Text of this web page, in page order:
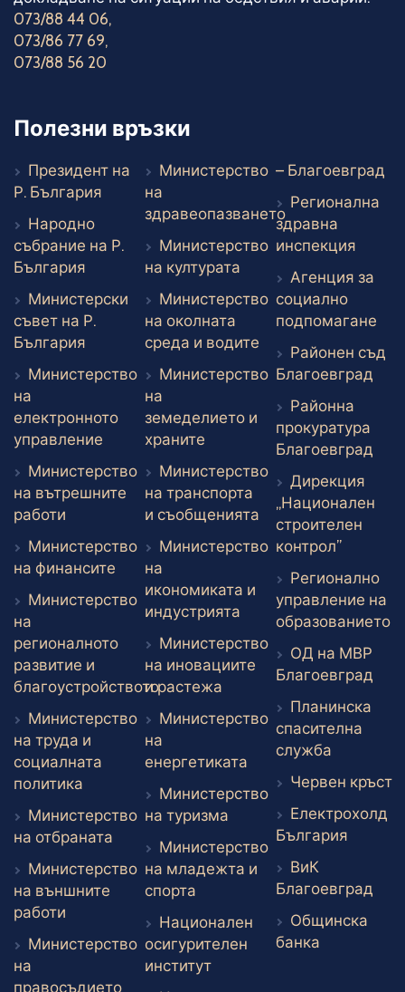
073/88 44 06,
073/86 77 69,
073/88 56 20
Полезни връзки
Президент на
Р. България Външен линк
Народно
събрание на Р.
България Външен линк
Министерски
съвет на Р.
България Външен линк
Министерство
на
електронното
управление Външен линк
Министерство
на вътрешните
работи Външен линк
Министерство
на финансите Външен линк
Министерство
на
регионалното
развитие и
благоустройството
Външен линк
Министерство
на труда и
социалната
политика Външен линк
Министерство
на отбраната Външен линк
Министерство
на външните
работи Външен линк
Министерство
на
правосъдиетоВъншен линк
Министерство
на
здравеопазването
Външен линк
Министерство
на културата Външен линк
Министерство
на околната
среда и водите Външен линк
Министерство
на
земеделието и
храните Външен линк
Министерство
на транспорта
и съобщенията Външен линк
Министерство
на
икономиката и
индустрията Външен линк
Министерство
на иновациите
и растежа Външен линк
Министерство
на
енергетиката Външен линк
Министерство
на туризма Външен линк
Министерство
на младежта и
спорта Външен линк
Национален
осигурителен
институтВъншен линк
– Благоевград
Регионална
здравна
инспекция
Агенция за
социално
подпомагане
Районен съд
Благоевград
Районна
прокуратура
Благоевград
Дирекция
„Национален
строителен
контрол”Външен
Регионално
управление на
образованието
ОД на МВР
Благоевград
Планинска
спасителна
служба
Червен кръст
Електрохолд
България
ВиК
Благоевград
Общинска
банка